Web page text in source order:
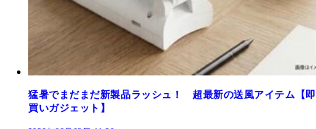
猛暑でまだまだ新製品ラッシュ！ 超最新の送風アイテム【即
買いガジェット】